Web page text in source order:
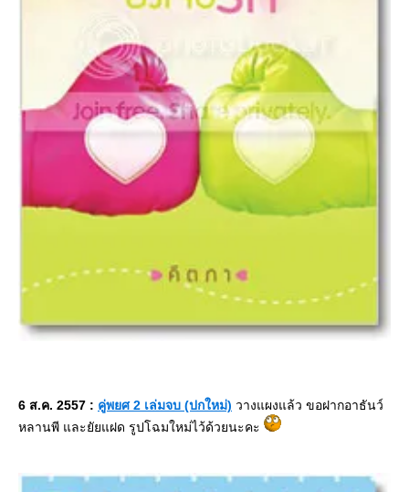
6 ส.ค. 2557 : คู่พยศ 2 เล่มจบ (ปกใหม่) วางแผงแล้ว ขอฝากอาธันว์
หลานพี และยัยแฝด รูปโฉมใหม่ไว้ด้วยนะคะ